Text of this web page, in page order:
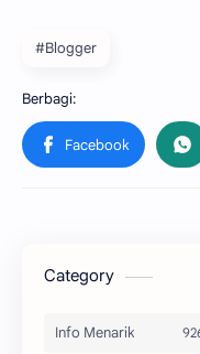
#Blogger
Category
Info Menarik